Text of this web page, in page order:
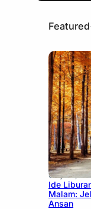
Featured
July 15,
Ide
Malam:
Ansan